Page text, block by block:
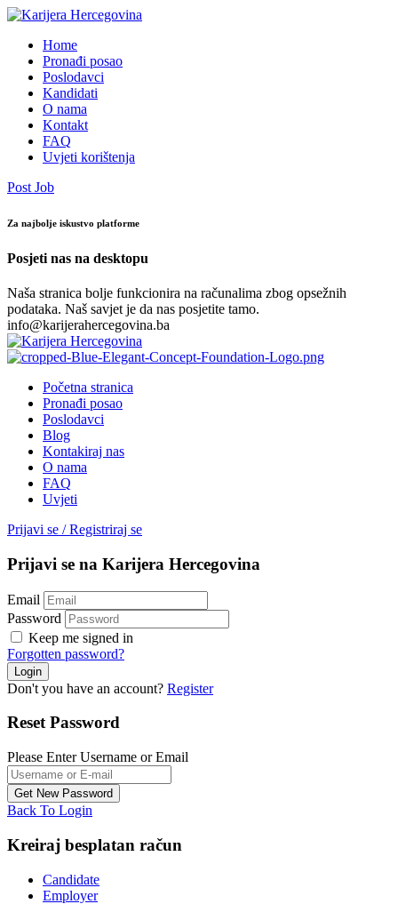
Home
Pronađi posao
Poslodavci
Kandidati
O nama
Kontakt
FAQ
Uvjeti korištenja
Post Job
Za najbolje iskustvo platforme
Posjeti nas na desktopu
Naša stranica bolje funkcionira na računalima zbog opsežnih
podataka. Naš savjet je da nas posjetite tamo.
info@karijerahercegovina.ba
Početna stranica
Pronađi posao
Poslodavci
Blog
Kontakiraj nas
O nama
FAQ
Uvjeti
Prijavi se / Registriraj se
Prijavi se na Karijera Hercegovina
Email
Password
Keep me signed in
Forgotten password?
Don't you have an account? Register
Reset Password
Please Enter Username or Email
Back To Login
Kreiraj besplatan račun
Candidate
Employer